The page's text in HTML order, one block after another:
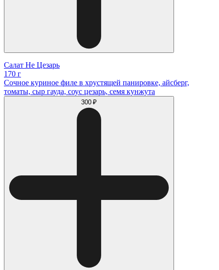
Салат Не Цезарь
170 г
Сочное куриное филе в хрустящей панировке, айсберг,
томаты, сыр гауда, соус цезарь, семя кунжута
300 ₽